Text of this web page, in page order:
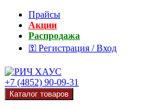
Прайсы
Акции
Распродажа
⚿ Регистрация / Вход
+7 (4852) 90-09-31
Каталог товаров